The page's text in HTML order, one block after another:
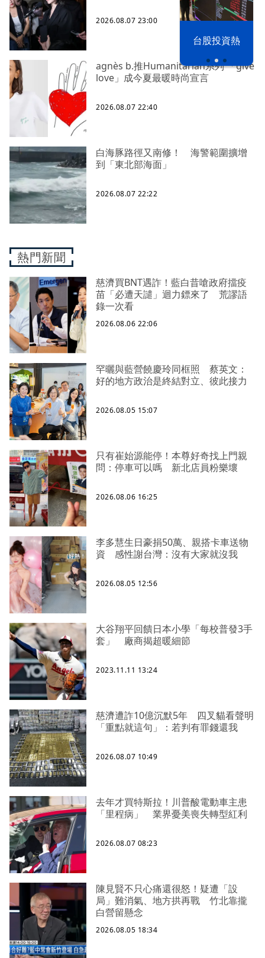
台股投資熱
2026.08.07 23:00
agnès b.推Humanitarian系列 「give
love」成今夏最暖時尚宣言
2026.08.07 22:40
白海豚路徑又南修！ 海警範圍擴增
到「東北部海面」
2026.08.07 22:22
熱門新聞
慈濟買BNT遇詐！藍白昔嗆政府擋疫
苗「必遭天譴」迴力鏢來了 荒謬語
錄一次看
2026.08.06 22:06
罕曬與藍營饒慶玲同框照 蔡英文：
好的地方政治是終結對立、彼此接力
2026.08.05 15:07
只有崔始源能停！本尊好奇找上門親
問：停車可以嗎 新北店員粉樂壞
2026.08.06 16:25
李多慧生日豪捐50萬、親搭卡車送物
資 感性謝台灣：沒有大家就沒我
2026.08.05 12:56
大谷翔平回饋日本小學「每校普發3手
套」 廠商揭超暖細節
2023.11.11 13:24
慈濟遭詐10億沉默5年 四叉貓看聲明
「重點就這句」：若判有罪錢還我
2026.08.07 10:49
去年才買特斯拉！川普酸電動車主患
「里程病」 業界憂美喪失轉型紅利
2026.08.07 08:23
陳見賢不只心痛還很怒！疑遭「設
局」難消氣、地方拱再戰 竹北靠攏
白營留懸念
2026.08.05 18:34